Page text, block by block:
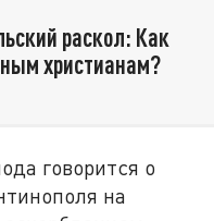
раскол: Как
христианам?
говорится о
на